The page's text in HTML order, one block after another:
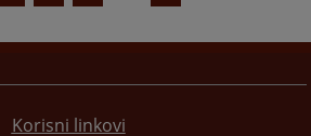
Korisni linkovi